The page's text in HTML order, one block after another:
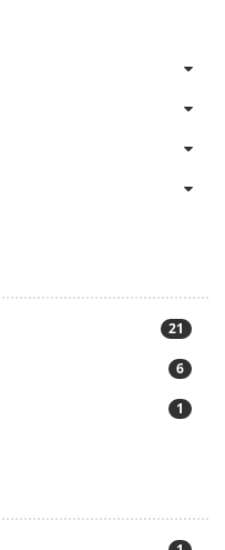
21
6
1